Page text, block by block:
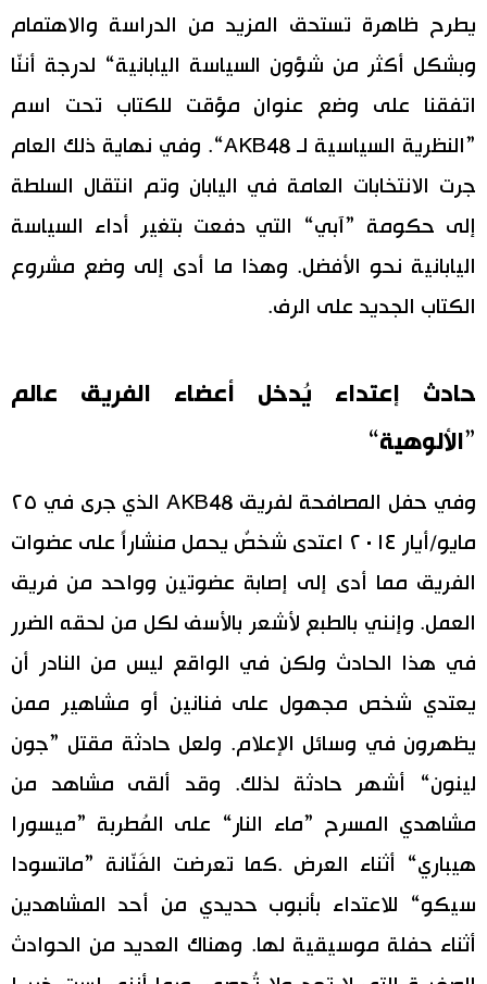
يطرح ظاهرة تستحق المزيد من الدراسة والاهتمام
وبشكل أكثر من شؤون السياسة اليابانية“ لدرجة أننّا
اتفقنا على وضع عنوان مؤقت للكتاب تحت اسم
”النظرية السياسية لـ AKB48“. وفي نهاية ذلك العام
جرت الانتخابات العامة في اليابان وتم انتقال السلطة
إلى حكومة ”آبي“ التي دفعت بتغير أداء السياسة
اليابانية نحو الأفضل. وهذا ما أدى إلى وضع مشروع
الكتاب الجديد على الرف.
حادث إعتداء يُدخل أعضاء الفريق عالم
”الألوهية“
وفي حفل المصافحة لفريق AKB48 الذي جرى في ٢٥
مايو/أيار ٢٠١٤ اعتدى شخصٌ يحمل منشاراً على عضوات
الفريق مما أدى إلى إصابة عضوتين وواحد من فريق
العمل. وإنني بالطبع لأشعر بالأسف لكل من لحقه الضرر
في هذا الحادث ولكن في الواقع ليس من النادر أن
يعتدي شخص مجهول على فنانين أو مشاهير ممن
يظهرون في وسائل الإعلام. ولعل حادثة مقتل ”جون
لينون“ أشهر حادثة لذلك. وقد ألقى مشاهد من
مشاهدي المسرح ”ماء النار“ على المُطربة ”ميسورا
هيباري“ أثناء العرض .كما تعرضت الفَنّانة ”ماتسودا
سيكو“ للاعتداء بأنبوب حديدي من أحد المشاهدين
أثناء حفلة موسيقية لها. وهناك العديد من الحوادث